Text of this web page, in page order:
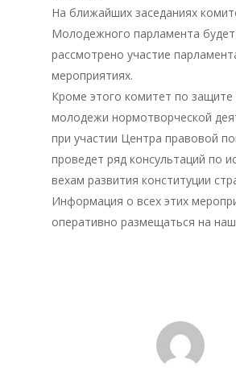
На ближайших заседаниях
Молодежного парламента будет
рассмотрено участие
мероприятиях.
Кроме этого комитет по защите
молодежи нормотворческой
при участии Центра правовой
проведет ряд консультаций по
вехам развития конституции
Информация о всех этих
оперативно размещаться на